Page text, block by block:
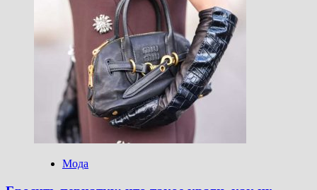
лоферы
осени:
как
стилизовать
и
с
чем
носить
Мода